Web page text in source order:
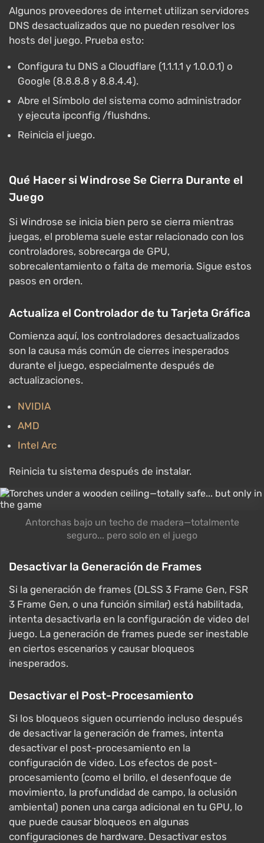
Algunos proveedores de internet utilizan servidores
DNS desactualizados que no pueden resolver los
hosts del juego. Prueba esto:
Configura tu DNS a Cloudflare (1.1.1.1 y 1.0.0.1) o
Google (8.8.8.8 y 8.8.4.4).
Abre el Símbolo del sistema como administrador
y ejecuta ipconfig /flushdns.
Reinicia el juego.
Qué Hacer si Windrose Se Cierra Durante el
Juego
Si Windrose se inicia bien pero se cierra mientras
juegas, el problema suele estar relacionado con los
controladores, sobrecarga de GPU,
sobrecalentamiento o falta de memoria. Sigue estos
pasos en orden.
Actualiza el Controlador de tu Tarjeta Gráfica
Comienza aquí, los controladores desactualizados
son la causa más común de cierres inesperados
durante el juego, especialmente después de
actualizaciones.
NVIDIA
AMD
Intel Arc
Reinicia tu sistema después de instalar.
Antorchas bajo un techo de madera—totalmente
seguro... pero solo en el juego
Desactivar la Generación de Frames
Si la generación de frames (DLSS 3 Frame Gen, FSR
3 Frame Gen, o una función similar) está habilitada,
intenta desactivarla en la configuración de video del
juego. La generación de frames puede ser inestable
en ciertos escenarios y causar bloqueos
inesperados.
Desactivar el Post-Procesamiento
Si los bloqueos siguen ocurriendo incluso después
de desactivar la generación de frames, intenta
desactivar el post-procesamiento en la
configuración de video. Los efectos de post-
procesamiento (como el brillo, el desenfoque de
movimiento, la profundidad de campo, la oclusión
ambiental) ponen una carga adicional en tu GPU, lo
que puede causar bloqueos en algunas
configuraciones de hardware. Desactivar estos